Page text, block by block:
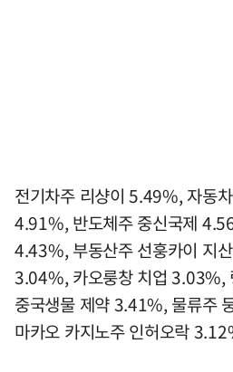
전기차주 리샹이 5.49%, 자동
4.91%, 반도체주 중신국제
4.43%, 부동산주 선훙카이 지
3.04%, 카오룽창 치업 3.03%,
중국생물 제약 3.41%, 물류주
마카오 카지노주 인허오락